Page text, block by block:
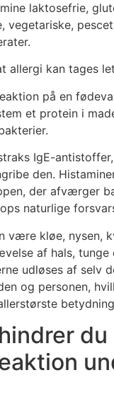
laktosefrie,
vegetariske,
allergi kan tages
på en
et protein i
IgE-
den.
der afværger
naturlige
være kløe, nysen,
af hals, tunge
udløses af selv
og personen,
du